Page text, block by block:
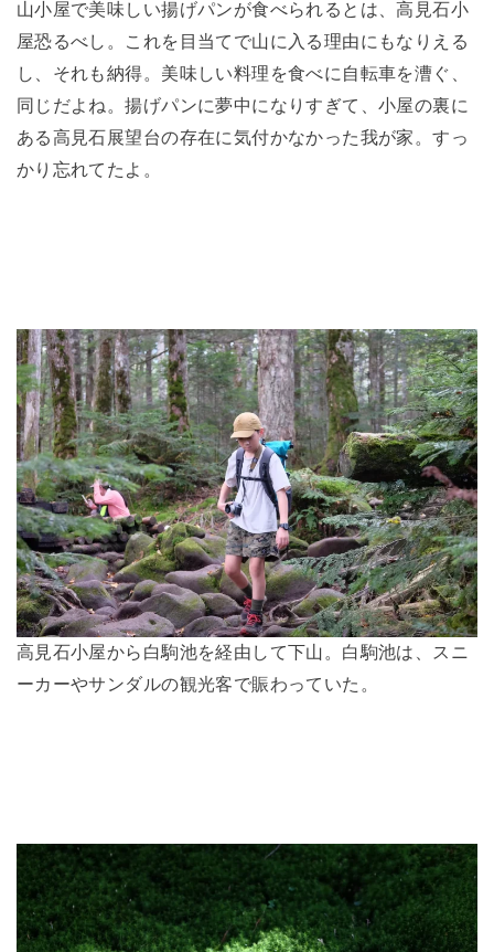
山小屋で美味しい揚げパンが食べられるとは、高見石小
屋恐るべし。これを目当てで山に入る理由にもなりえる
し、それも納得。美味しい料理を食べに自転車を漕ぐ、
同じだよね。揚げパンに夢中になりすぎて、小屋の裏に
ある高見石展望台の存在に気付かなかった我が家。すっ
かり忘れてたよ。
高見石小屋から白駒池を経由して下山。白駒池は、スニ
ーカーやサンダルの観光客で賑わっていた。